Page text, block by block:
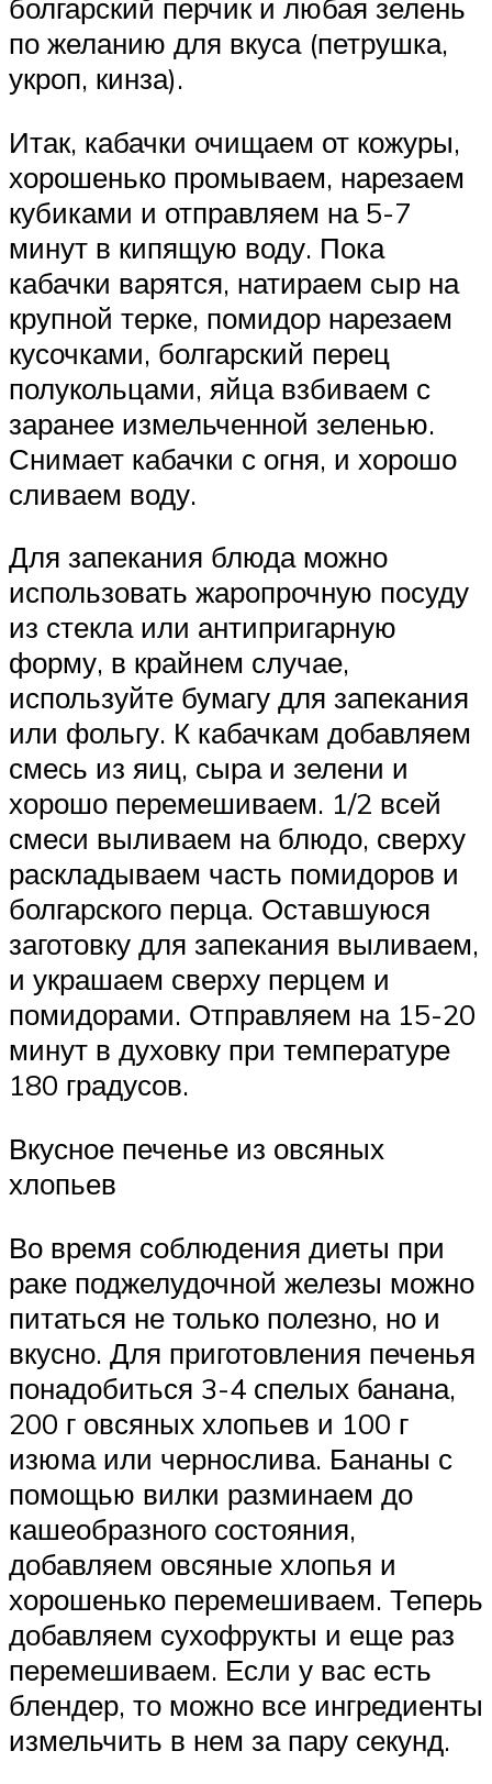
болгарский перчик и любая зелень
по желанию для вкуса (петрушка,
укроп, кинза).
Итак, кабачки очищаем от кожуры,
хорошенько промываем, нарезаем
кубиками и отправляем на 5-7
минут в кипящую воду. Пока
кабачки варятся, натираем сыр на
крупной терке, помидор нарезаем
кусочками, болгарский перец
полукольцами, яйца взбиваем с
заранее измельченной зеленью.
Снимает кабачки с огня, и хорошо
сливаем воду.
Для запекания блюда можно
использовать жаропрочную посуду
из стекла или антипригарную
форму, в крайнем случае,
используйте бумагу для запекания
или фольгу. К кабачкам добавляем
смесь из яиц, сыра и зелени и
хорошо перемешиваем. 1/2 всей
смеси выливаем на блюдо, сверху
раскладываем часть помидоров и
болгарского перца. Оставшуюся
заготовку для запекания выливаем,
и украшаем сверху перцем и
помидорами. Отправляем на 15-20
минут в духовку при температуре
180 градусов.
Вкусное печенье из овсяных
хлопьев
Во время соблюдения диеты при
раке поджелудочной железы можно
питаться не только полезно, но и
вкусно. Для приготовления печенья
понадобиться 3-4 спелых банана,
200 г овсяных хлопьев и 100 г
изюма или чернослива. Бананы с
помощью вилки разминаем до
кашеобразного состояния,
добавляем овсяные хлопья и
хорошенько перемешиваем. Теперь
добавляем сухофрукты и еще раз
перемешиваем. Если у вас есть
блендер, то можно все ингредиенты
измельчить в нем за пару секунд.